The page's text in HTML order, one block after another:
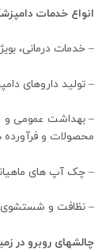
انواع خدمات
– خدمات درمانی،
– تولید داروهای
– بهداشت عمومی و
محصولات و فرآورده
– چک آپ های
– نظافت و شستشوی
چالشهای روبرو در